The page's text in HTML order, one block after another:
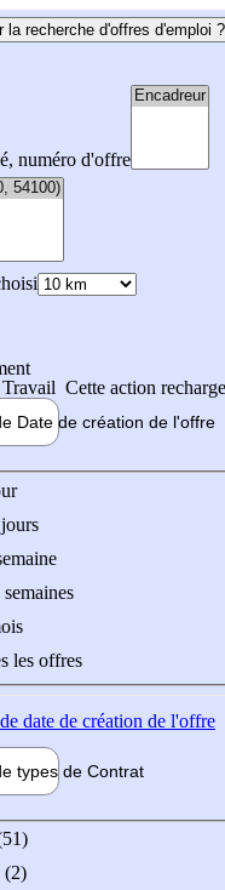
la recherche d'offres d'emploi ?
numéro d'offre
Cette action
Date de création de l'offre
de l'offre
les offres
date de création de l'offre
types de Contrat
(2)